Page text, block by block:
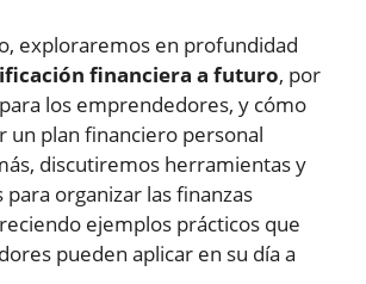
exploraremos en profundidad
financiera a futuro, por
los emprendedores, y cómo
un plan financiero personal
discutiremos herramientas y
organizar las finanzas
ejemplos prácticos que
pueden aplicar en su día a